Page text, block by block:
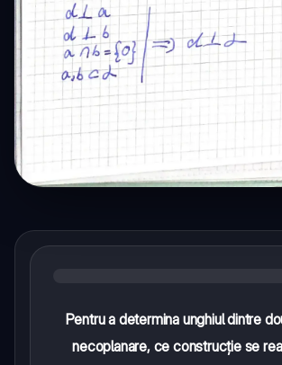
Pentru a determina unghiul dintre
necoplanare, ce construcție se